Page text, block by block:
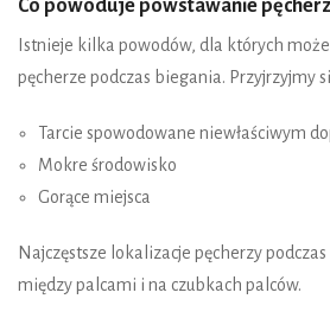
Co powoduje powstawanie
Istnieje kilka powodów, dla których
pęcherze podczas biegania. Przyjrzyjmy
Tarcie spowodowane niewłaściwym
Mokre środowisko
Gorące miejsca
Najczęstsze lokalizacje pęcherzy
między palcami i na czubkach palców.